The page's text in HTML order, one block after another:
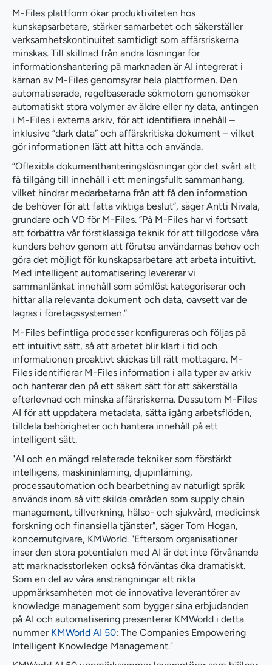
M-Files plattform ökar produktiviteten hos
kunskapsarbetare, stärker samarbetet och säkerställer
verksamhetskontinuitet samtidigt som affärsriskerna
minskas. Till skillnad från andra lösningar för
informationshantering på marknaden är AI integrerat i
kärnan av M-Files genomsyrar hela plattformen. Den
automatiserade, regelbaserade sökmotorn genomsöker
automatiskt stora volymer av äldre eller ny data, antingen
i M-Files i externa arkiv, för att identifiera innehåll –
inklusive ”dark data” och affärskritiska dokument – vilket
gör informationen lätt att hitta och använda.
”Oflexibla dokumenthanteringslösningar gör det svårt att
få tillgång till innehåll i ett meningsfullt sammanhang,
vilket hindrar medarbetarna från att få den information
de behöver för att fatta viktiga beslut”, säger Antti Nivala,
grundare och VD för M-Files. ”På M-Files har vi fortsatt
att förbättra vår förstklassiga teknik för att tillgodose våra
kunders behov genom att förutse användarnas behov och
göra det möjligt för kunskapsarbetare att arbeta intuitivt.
Med intelligent automatisering levererar vi
sammanlänkat innehåll som sömlöst kategoriserar och
hittar alla relevanta dokument och data, oavsett var de
lagras i företagssystemen.”
M-Files befintliga processer konfigureras och följas på
ett intuitivt sätt, så att arbetet blir klart i tid och
informationen proaktivt skickas till rätt mottagare. M-
Files identifierar M-Files information i alla typer av arkiv
och hanterar den på ett säkert sätt för att säkerställa
efterlevnad och minska affärsriskerna. Dessutom M-Files
AI för att uppdatera metadata, sätta igång arbetsflöden,
tilldela behörigheter och hantera innehåll på ett
intelligent sätt.
"AI och en mängd relaterade tekniker som förstärkt
intelligens, maskininlärning, djupinlärning,
processautomation och bearbetning av naturligt språk
används inom så vitt skilda områden som supply chain
management, tillverkning, hälso- och sjukvård, medicinsk
forskning och finansiella tjänster", säger Tom Hogan,
koncernutgivare, KMWorld. "Eftersom organisationer
inser den stora potentialen med AI är det inte förvånande
att marknadsstorleken också förväntas öka dramatiskt.
Som en del av våra ansträngningar att rikta
uppmärksamheten mot de innovativa leverantörer av
knowledge management som bygger sina erbjudanden
på AI och automatisering presenterar KMWorld i detta
nummer KMWorld AI 50: The Companies Empowering
Intelligent Knowledge Management."